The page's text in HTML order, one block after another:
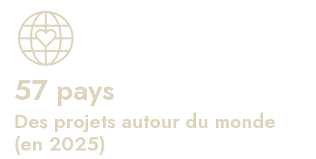
57 pays
Des projets autour du monde
(en 2025)